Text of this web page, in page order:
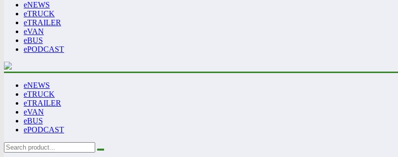
eNEWS
eTRUCK
eTRAILER
eVAN
eBUS
ePODCAST
eNEWS
eTRUCK
eTRAILER
eVAN
eBUS
ePODCAST